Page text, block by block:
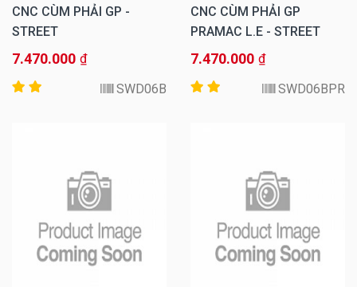
CNC CÙM PHẢI GP -
STREET
7.470.000 ₫
SWD06B
CNC CÙM PHẢI GP
PRAMAC L.E - STREET
7.470.000 ₫
SWD06BPR